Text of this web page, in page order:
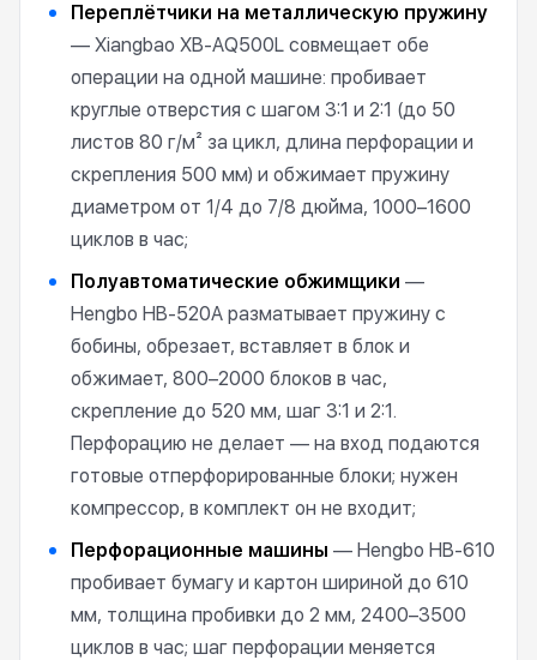
Переплётчики на металлическую пружину
— Xiangbao XB-AQ500L совмещает обе
операции на одной машине: пробивает
круглые отверстия с шагом 3:1 и 2:1 (до 50
листов 80 г/м² за цикл, длина перфорации и
скрепления 500 мм) и обжимает пружину
диаметром от 1/4 до 7/8 дюйма, 1000–1600
циклов в час;
Полуавтоматические обжимщики —
Hengbo HB-520A разматывает пружину с
бобины, обрезает, вставляет в блок и
обжимает, 800–2000 блоков в час,
скрепление до 520 мм, шаг 3:1 и 2:1.
Перфорацию не делает — на вход подаются
готовые отперфорированные блоки; нужен
компрессор, в комплект он не входит;
Перфорационные машины — Hengbo HB-610
пробивает бумагу и картон шириной до 610
мм, толщина пробивки до 2 мм, 2400–3500
циклов в час; шаг перфорации меняется